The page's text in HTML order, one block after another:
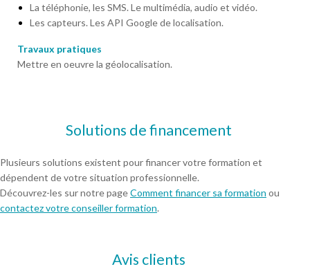
La téléphonie, les SMS. Le multimédia, audio et vidéo.
Les capteurs. Les API Google de localisation.
Travaux pratiques
Mettre en oeuvre la géolocalisation.
Solutions de financement
Plusieurs solutions existent pour financer votre formation et
dépendent de votre situation professionnelle.
Découvrez-les sur notre pageComment financer sa formation ou
contactez votre conseiller formation.
Avis clients